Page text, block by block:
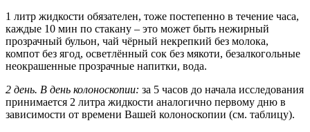
1 литр жидкости обязателен, тоже постепенно в течение часа,
каждые 10 мин по стакану – это может быть нежирный
прозрачный бульон, чай чёрный некрепкий без молока,
компот без ягод, осветлённый сок без мякоти, безалкогольные
неокрашенные прозрачные напитки, вода.
2 день. В день колоноскопии: за 5 часов до начала исследования
принимается 2 литра жидкости аналогично первому дню в
зависимости от времени Вашей колоноскопии (см. таблицу).